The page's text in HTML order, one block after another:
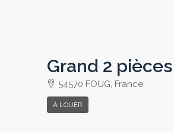
Grand 2
54570 FOUG, France
À LOUER